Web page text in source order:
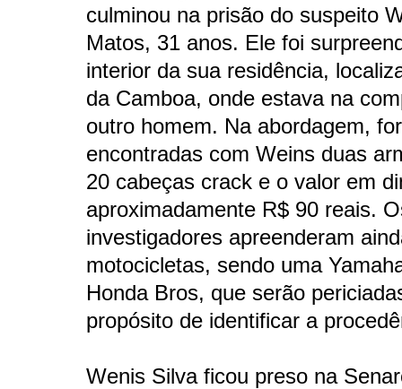
culminou na prisão do suspeito
Matos, 31 anos. Ele foi
interior da sua residência,
da Camboa, onde estava na
outro homem. Na abordagem,
encontradas com Weins duas
20 cabeças crack e o valor em
aproximadamente R$ 90 reais.
investigadores apreenderam
motocicletas, sendo uma
Honda Bros, que serão
propósito de identificar a
Wenis Silva ficou preso na